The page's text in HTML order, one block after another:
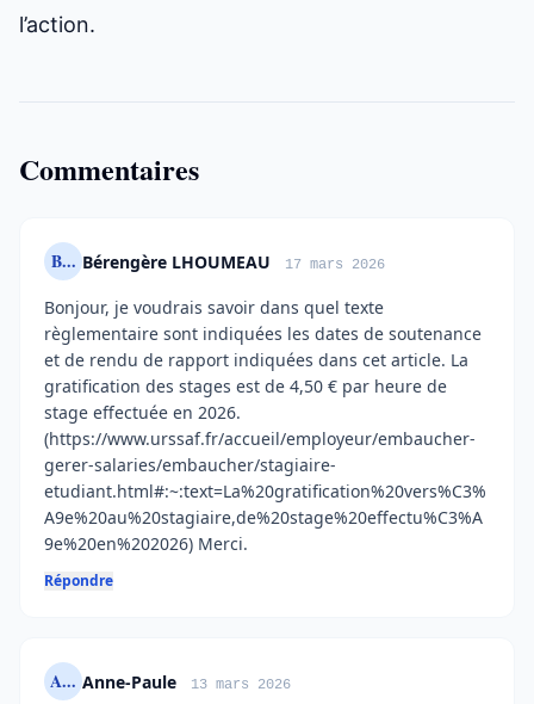
l’action.
Commentaires
B... Bérengère LHOUMEAU 17 mars 2026
Bonjour, je voudrais savoir dans quel texte
règlementaire sont indiquées les dates de soutenance
et de rendu de rapport indiquées dans cet article. La
gratification des stages est de 4,50 € par heure de
stage effectuée en 2026.
(https://www.urssaf.fr/accueil/employeur/embaucher-
gerer-salaries/embaucher/stagiaire-
etudiant.html#:~:text=La%20gratification%20vers%C3%
A9e%20au%20stagiaire,de%20stage%20effectu%C3%A
9e%20en%202026) Merci.
Répondre
A... Anne-Paule 13 mars 2026